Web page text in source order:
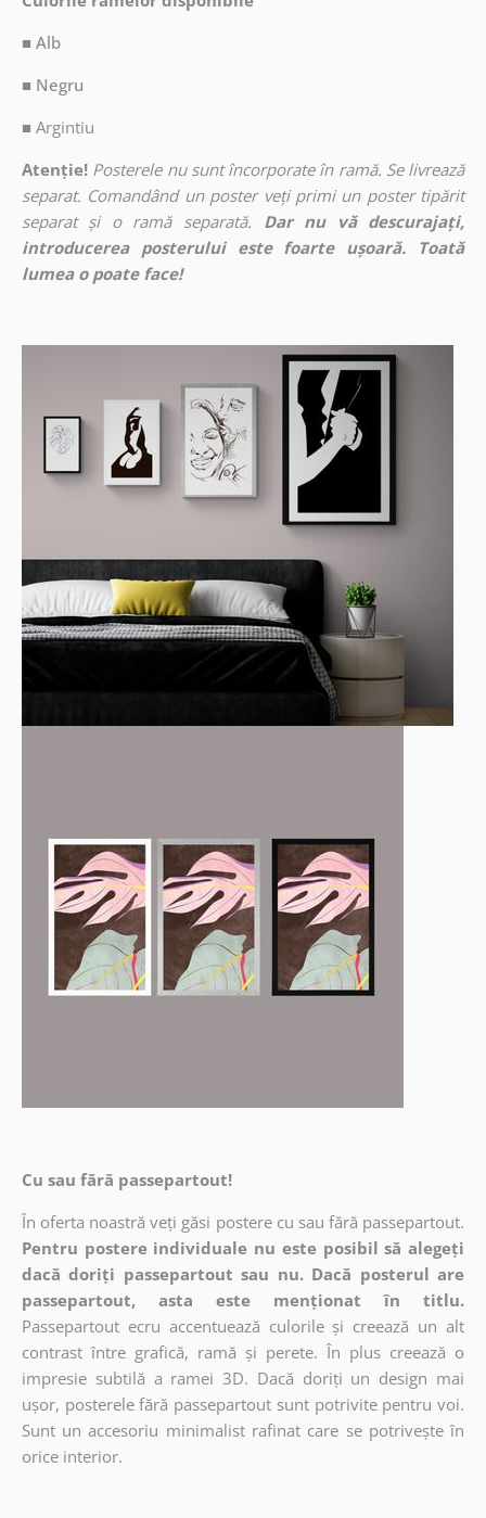
■ Alb
■ Negru
■ Argintiu
Atenție! Posterele nu sunt încorporate în ramă. Se livrează
separat. Comandând un poster veți primi un poster tipărit
separat și o ramă separată.
Dar nu vă descurajați,
introducerea posterului este foarte ușoară. Toată
lumea o poate face!
Cu sau fără passepartout!
În oferta noastră veți găsi postere cu sau fără passepartout.
Pentru postere individuale nu este posibil să alegeți
dacă doriți passepartout sau nu. Dacă posterul are
passepartout, asta este menționat în titlu.
Passepartout ecru accentuează culorile și creează un alt
contrast între grafică, ramă și perete. În plus creează o
impresie subtilă a ramei 3D. Dacă doriți un design mai
ușor, posterele fără passepartout sunt potrivite pentru voi.
Sunt un accesoriu minimalist rafinat care se potrivește în
orice interior.